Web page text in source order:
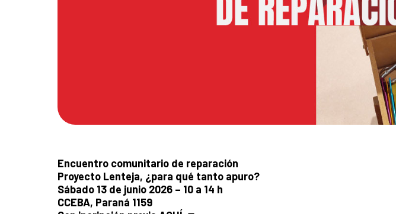
Encuentro comunitario de reparación
Proyecto Lenteja, ¿para qué tanto apuro?
Sábado 13 de junio 2026 – 10 a 14 h
CCEBA, Paraná 1159